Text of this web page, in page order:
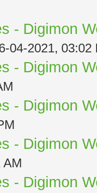
- Digimon
04-2021, 03:02
- Digimon
- Digimon
- Digimon
AM
- Digimon